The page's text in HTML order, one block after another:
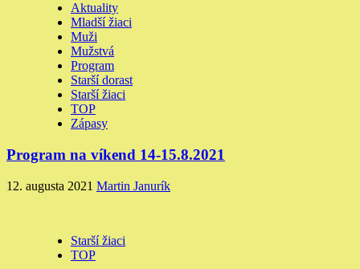
Aktuality
Mladší žiaci
Muži
Mužstvá
Program
Starší dorast
Starší žiaci
TOP
Zápasy
Program na víkend 14-15.8.2021
12. augusta 2021 Martin Janurík
Starší žiaci
TOP